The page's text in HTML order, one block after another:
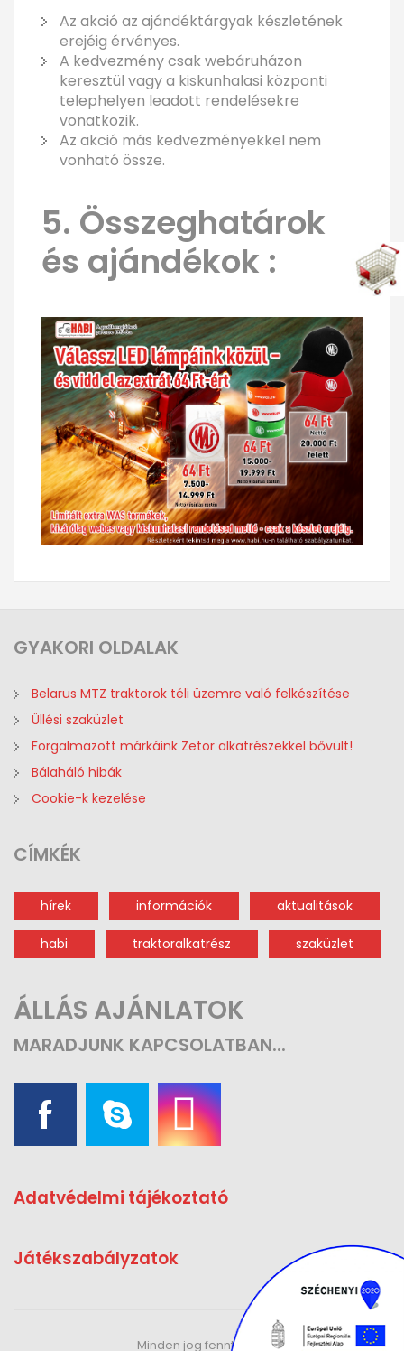
Az akció az ajándéktárgyak készletének
erejéig érvényes.
A kedvezmény csak webáruházon
keresztül vagy a kiskunhalasi központi
telephelyen leadott rendelésekre
vonatkozik.
Az akció más kedvezményekkel nem
vonható össze.
5. Összeghatárok
és ajándékok :
GYAKORI OLDALAK
Belarus MTZ traktorok téli üzemre való felkészítése
Üllési szaküzlet
Forgalmazott márkáink Zetor alkatrészekkel bővült!
Bálaháló hibák
Cookie-k kezelése
CÍMKÉK
hírek információk aktualitások
habi traktoralkatrész szaküzlet
ÁLLÁS AJÁNLATOK
MARADJUNK KAPCSOLATBAN...
Adatvédelmi tájékoztató
Játékszabályzatok
Minden jog fenntartva.